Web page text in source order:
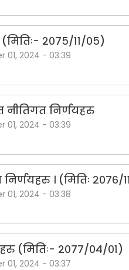
२०७५/११/०५)
01, 2024 - 03:39
नीतिगत निर्णयहरु
01, 2024 - 03:39
। (मितिः २०७६/
01, 2024 - 03:38
(मितिः- २०७७/०४/०१)
01, 2024 - 03:37